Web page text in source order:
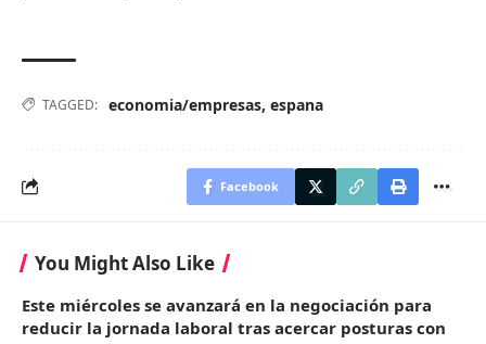
TAGGED: economia/empresas, espana
Facebook
You Might Also Like
Este miércoles se avanzará en la negociación para
reducir la jornada laboral tras acercar posturas con